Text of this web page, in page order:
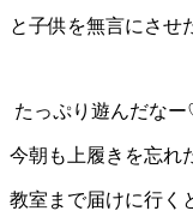
と子供を無言にさせ
たっぷり遊んだな
今朝も上履きを忘れ
教室まで届けに行く